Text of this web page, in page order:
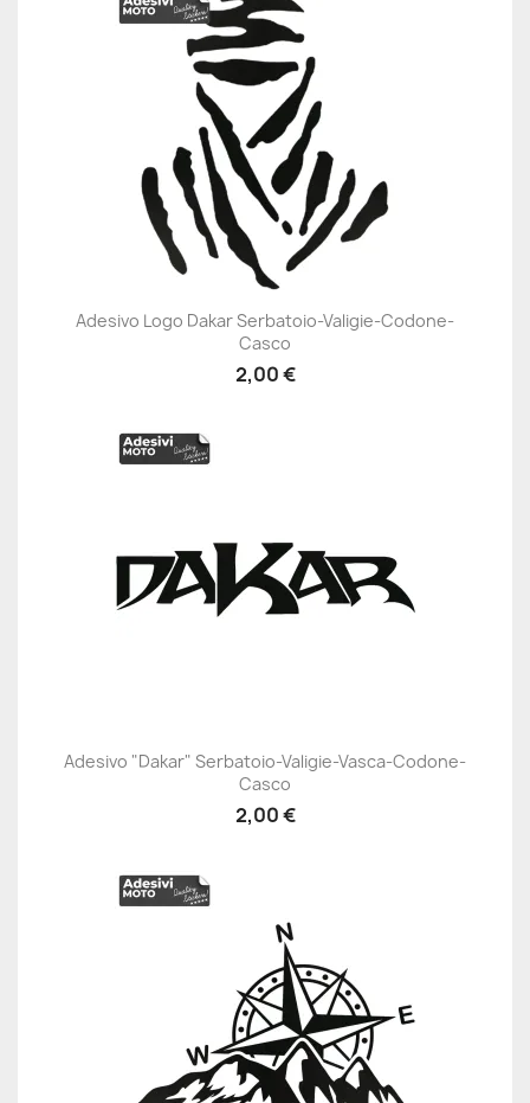
Adesivo Logo Dakar Serbatoio-Valigie-Codone-
Casco
2,00 €
Adesivo "Dakar" Serbatoio-Valigie-Vasca-Codone-
Casco
2,00 €